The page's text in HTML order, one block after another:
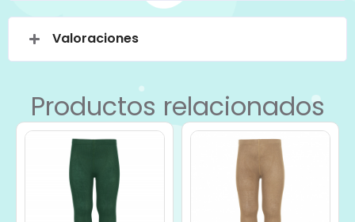
Valoraciones
Productos relacionados